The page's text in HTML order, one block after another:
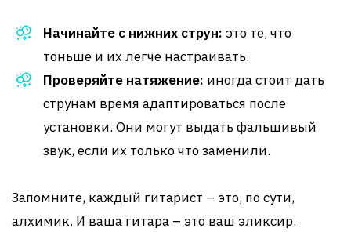
Начинайте с нижних струн: это те, что
тоньше и их легче настраивать.
Проверяйте натяжение: иногда стоит дать
струнам время адаптироваться после
установки. Они могут выдать фальшивый
звук, если их только что заменили.
Запомните, каждый гитарист – это, по сути,
алхимик. И ваша гитара – это ваш эликсир.